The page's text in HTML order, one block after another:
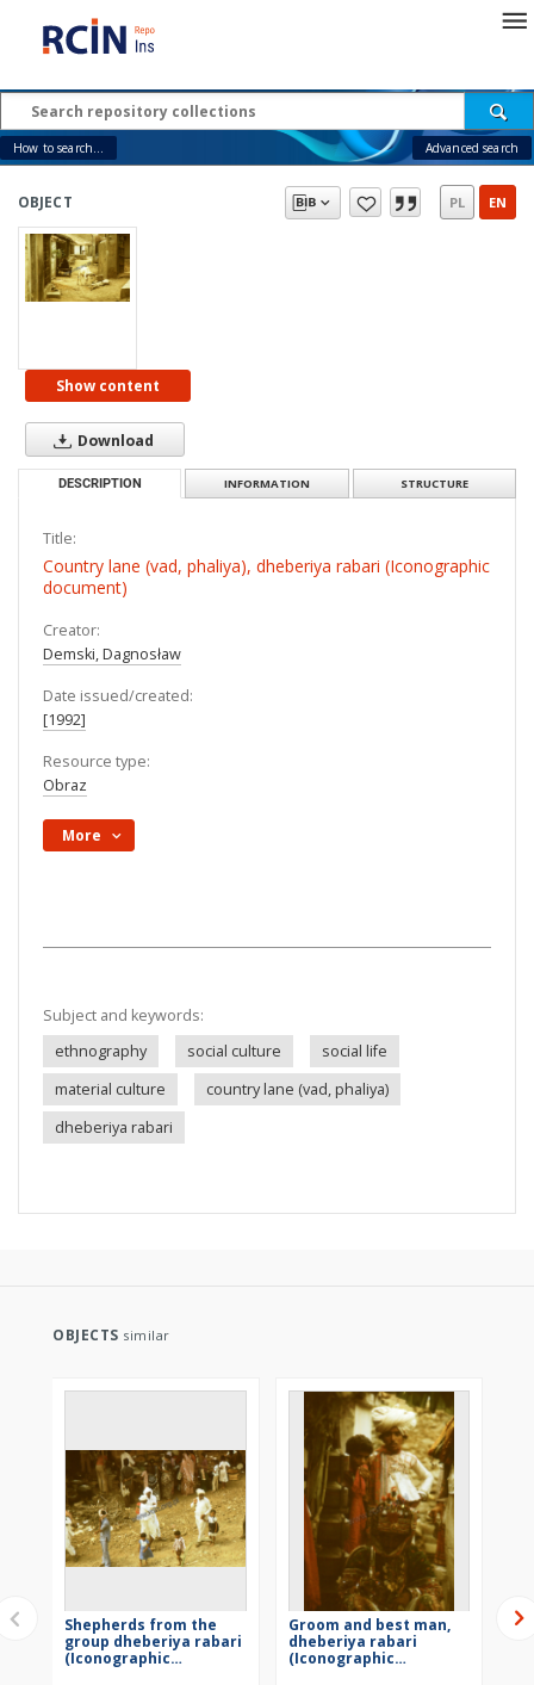
How to search... Advanced search
OBJECT PL EN
Show content
Download
DESCRIPTION INFORMATION STRUCTURE
Title:
Country lane (vad, phaliya), dheberiya rabari (Iconographic
document)
Creator:
Demski, Dagnosław
Date issued/created:
[1992]
Resource type:
Obraz
More
Subject and keywords:
ethnography
social culture
social life
material culture
country lane (vad, phaliya)
dheberiya rabari
OBJECTS similar
Shepherds from the
group dheberiya rabari
(Iconographic
Groom and best man,
dheberiya rabari
(Iconographic